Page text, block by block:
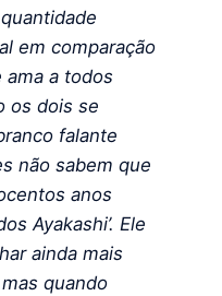
em comparação
ama a todos
os dois se
falante
não sabem que
anos
Ayakashi’. Ele
ainda mais
quando